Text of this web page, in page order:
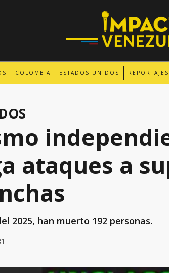
COLOMBIA ESTADOS UNIDOS REPORTAJES
ataques a
2025, han muerto 192 personas.